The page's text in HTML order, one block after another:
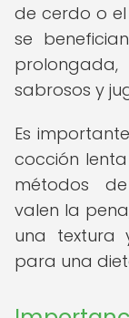
de cerdo o
se
sabrosos y
Es
cocción
métodos
valen la
una textura
para una